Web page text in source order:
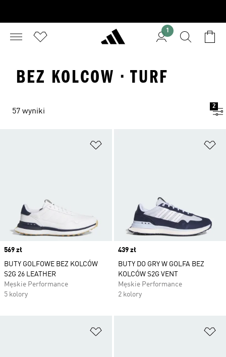
1
BEZ KOLCOW · TURF
57 wyniki
2
Price
569 zł
BUTY GOLFOWE BEZ KOLCÓW
S2G 26 LEATHER
Męskie Performance
5 kolory
Price
439 zł
BUTY DO GRY W GOLFA BEZ
KOLCÓW S2G VENT
Męskie Performance
2 kolory